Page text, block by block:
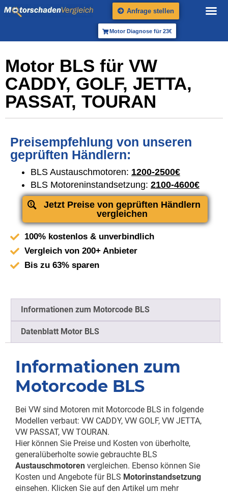
Anfrage stellen
Motor Diagnose für 23€
Motor BLS für VW
CADDY, GOLF, JETTA,
PASSAT, TOURAN
Preisempfehlung von unseren
geprüften Händlern:
BLS Austauschmotoren: 1200-2500€
BLS Motoreninstandsetzung: 2100-4600€
Jetzt Preise von geprüften Händlern
vergleichen
100% kostenlos & unverbindlich
Vergleich von 200+ Anbieter
Bis zu 63% sparen
Informationen zum Motorcode BLS
Datenblatt Motor BLS
Informationen zum
Motorcode BLS
Bei VW sind Motoren mit Motorcode BLS in folgende
Modellen verbaut: VW CADDY, VW GOLF, VW JETTA,
VW PASSAT, VW TOURAN.
Hier können Sie Preise und Kosten von überholte,
generalüberholte sowie gebrauchte BLS
Austauschmotoren vergleichen. Ebenso können Sie
Kosten und Angebote für BLS Motorinstandsetzung
einsehen. Klicken Sie auf den Artikel um mehr